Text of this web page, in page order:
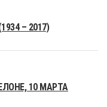
– 2017)
10 МАРТА